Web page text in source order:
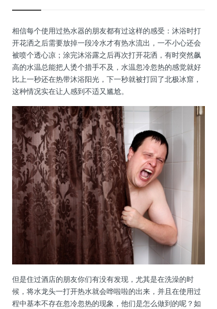
相信每个使用过热水器的朋友都有过这样的感受：沐浴时打
开花洒之后需要放掉一段冷水才有热水流出，一不小心还会
被喷个透心凉；涂完沐浴露之后再次打开花洒，有时突然飙
高的水温总能把人烫个措手不及，水温忽冷忽热的感觉就好
比上一秒还在热带沐浴阳光，下一秒就被打回了北极冰窟，
这种情况实在让人感到不适又尴尬。
但是住过酒店的朋友你们有没有发现，尤其是在洗澡的时
候，将水龙头一打开热水就会哗啦啦的出来，并且在使用过
程中基本不存在忽冷忽热的现象，他们是怎么做到的呢？如